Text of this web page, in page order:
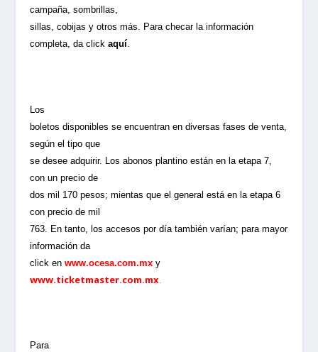
campaña, sombrillas,
sillas, cobijas y otros más. Para checar la información
completa, da clickaquí
Los
boletos disponibles se encuentran en diversas fases de venta,
según el tipo que
se desee adquirir. Los abonos plantino están en la etapa 7,
con un precio de
dos mil 170 pesos; mientas que el general está en la etapa 6
con precio de mil
763. En tanto, los accesos por día también varían; para mayor
información da
click enwww.ocesa.com.mx y
www.ticketmaster.com.mx
Para